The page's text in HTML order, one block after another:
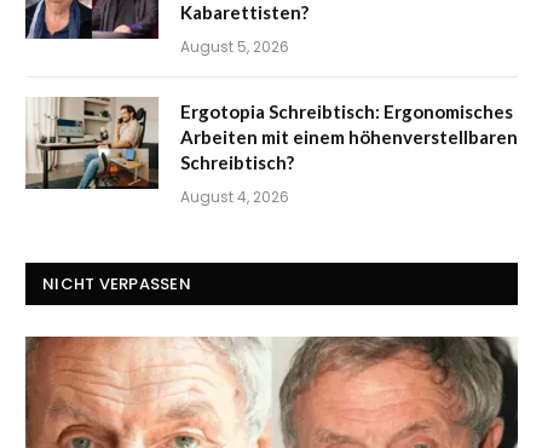
Kabarettisten?
August 5, 2026
Ergotopia Schreibtisch: Ergonomisches
Arbeiten mit einem höhenverstellbaren
Schreibtisch?
August 4, 2026
NICHT VERPASSEN